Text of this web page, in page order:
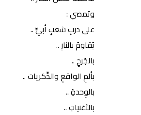
وتمضي :
على دربِ شعبٍ أبيٍّ ..
يُقاومُ بالنارِ ..
بالجُرحِ ..
بألمِ الواقعِ والذِّكريات ..
بالوِحدةِ ..
بالأغنياتِ ..